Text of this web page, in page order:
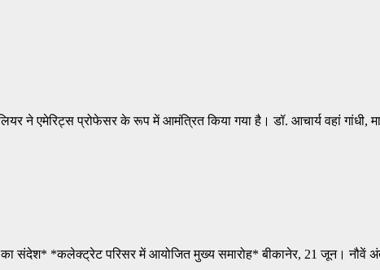
ने एमेरिट्स प्रोफेसर के रूप में आमंत्रित किया गया है। डॉ. आचार्य वहां गांधी,
का संदेश* *कलेक्ट्रेट परिसर में आयोजित मुख्य समारोह* बीकानेर, 21 जून। नौवें